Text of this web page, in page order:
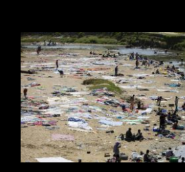
Voir
l'image
agrandie